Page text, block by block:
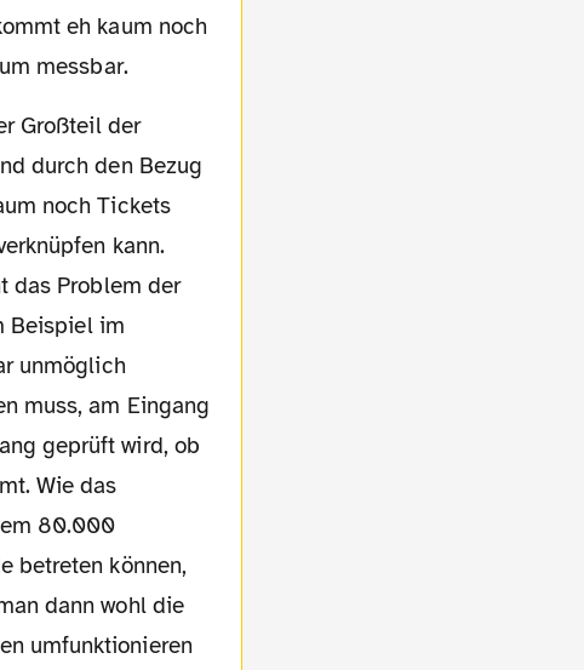
eh kaum noch
messbar.
durch den Bezug
noch Tickets
kann.
das Problem der
Beispiel im
unmöglich
muss, am Eingang
geprüft wird, ob
Wie das
80.000
betreten können,
dann wohl die
umfunktionieren